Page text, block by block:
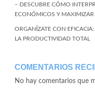
– DESCUBRE CÓMO
ECONÓMICOS Y MAXIMIZAR
ORGANÍZATE CON
LA PRODUCTIVIDAD TOTAL
COMENTARIOS
No hay comentarios que